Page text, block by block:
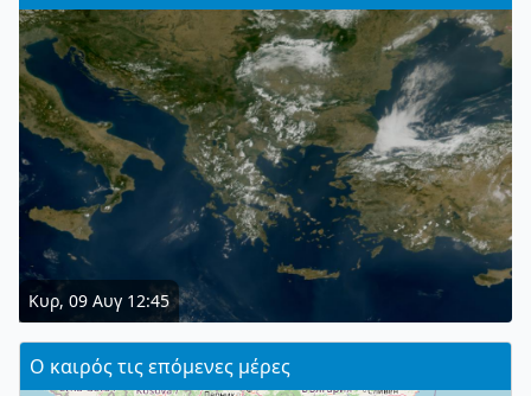
Κυρ, 09 Αυγ 12:45
Ο καιρός τις επόμενες μέρες